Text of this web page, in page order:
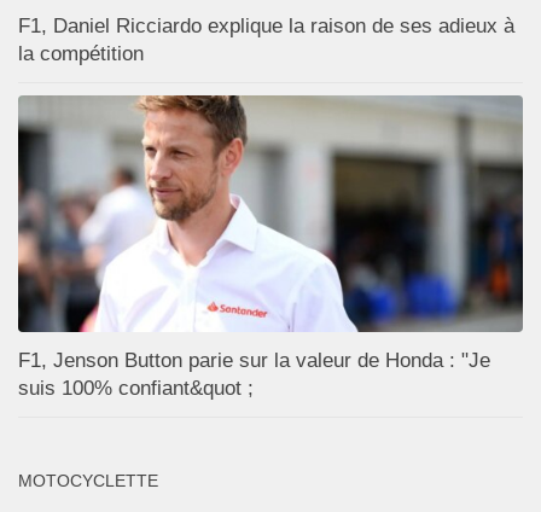
F1, Daniel Ricciardo explique la raison de ses adieux à
la compétition
F1, Jenson Button parie sur la valeur de Honda : "Je
suis 100% confiant&quot ;
MOTOCYCLETTE